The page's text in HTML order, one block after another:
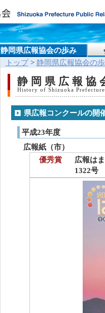
静岡県広報協会の歩み
トップ> 静岡県広報協会の
静岡県広報協
History of Shizuoka
県広報コンクールの開
平成23年度
広報紙（市）
優秀賞
広報は
1322号